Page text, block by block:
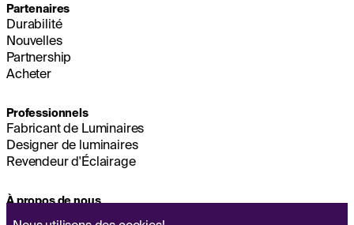
Partenaires
Durabilité
Nouvelles
Partnership
Acheter
Professionnels
Fabricant de Luminaires
Designer de luminaires
Revendeur d'Éclairage
À propos de nous